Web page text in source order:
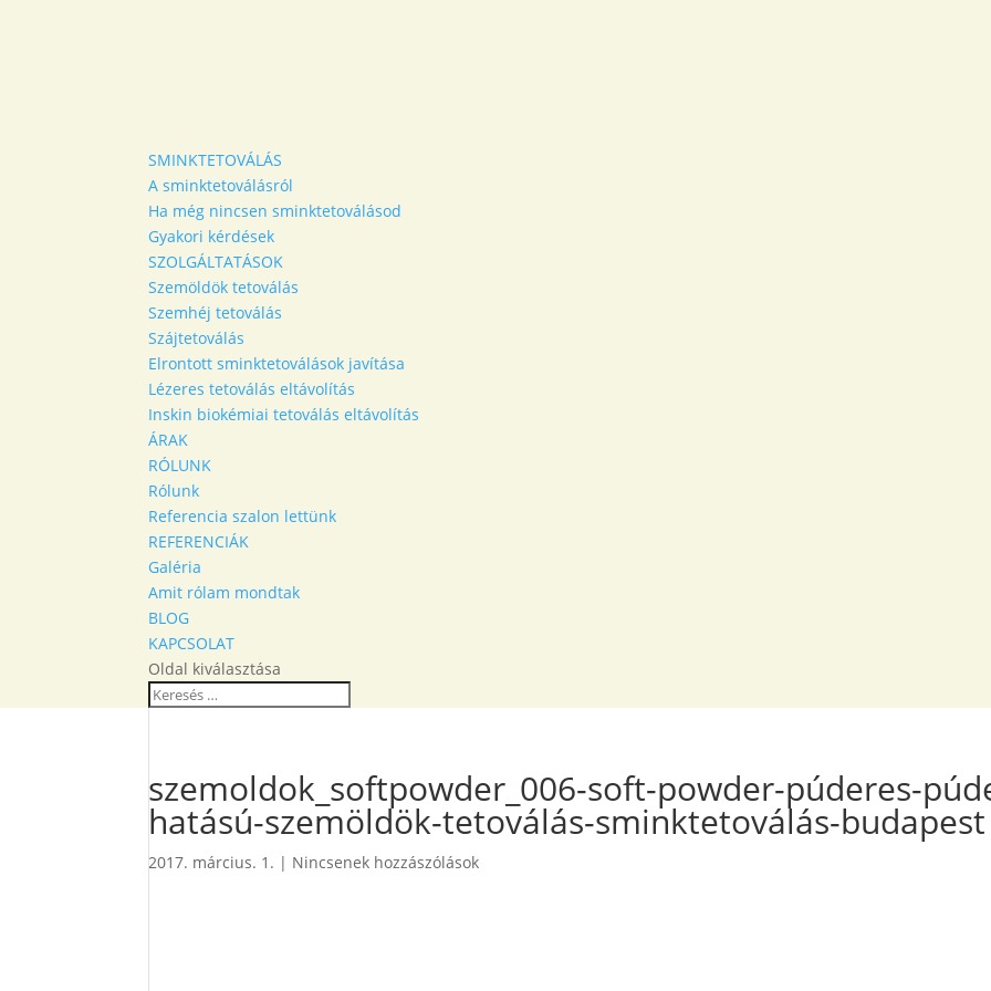
SMINKTETOVÁLÁS
A sminktetoválásról
Ha még nincsen sminktetoválásod
Gyakori kérdések
SZOLGÁLTATÁSOK
Szemöldök tetoválás
Szemhéj tetoválás
Szájtetoválás
Elrontott sminktetoválások javítása
Lézeres tetoválás eltávolítás
Inskin biokémiai tetoválás eltávolítás
ÁRAK
RÓLUNK
Rólunk
Referencia szalon lettünk
REFERENCIÁK
Galéria
Amit rólam mondtak
BLOG
KAPCSOLAT
Oldal kiválasztása
szemoldok_softpowder_006-soft-powder-púderes-
hatású-szemöldök-tetoválás-sminktetoválás-budapest
2017. március. 1. | Nincsenek hozzászólások